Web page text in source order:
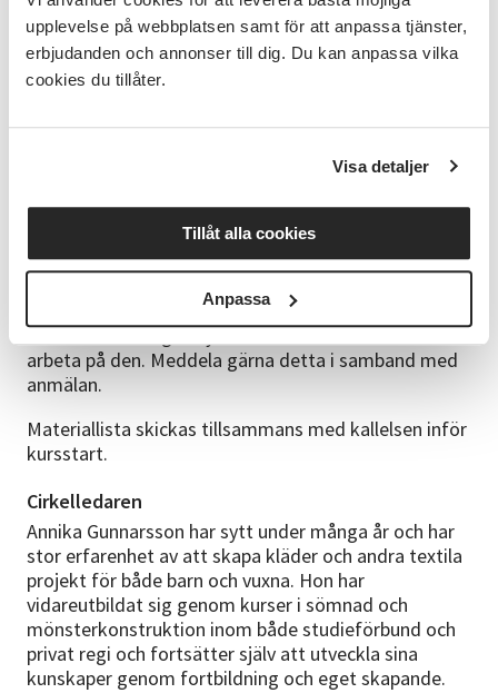
upplevelse på webbplatsen samt för att anpassa tjänster,
erbjudanden och annonser till dig. Du kan anpassa vilka
cookies du tillåter.
Visa detaljer
Tillåt alla cookies
Anpassa
Helgkurs med två träffar:
Lördag 21 november och söndag 22 november kl.
praktiskt arbete och individuell handledning.
Studiematerial
Kurskompendium med samlade detaljer och tekniker
ingår i kursavgiften.
Symaskiner finns på plats. Du är också välkommen
att ta med din egen symaskin om du föredrar att
arbeta på den. Meddela gärna detta i samband med
anmälan.
Materiallista skickas tillsammans med kallelsen inför
kursstart.
Cirkelledaren
Annika Gunnarsson har sytt under många år och har
stor erfarenhet av att skapa kläder och andra textila
projekt för både barn och vuxna. Hon har
vidareutbildat sig genom kurser i sömnad och
mönsterkonstruktion inom både studieförbund och
privat regi och fortsätter själv att utveckla sina
kunskaper genom fortbildning och eget skapande.